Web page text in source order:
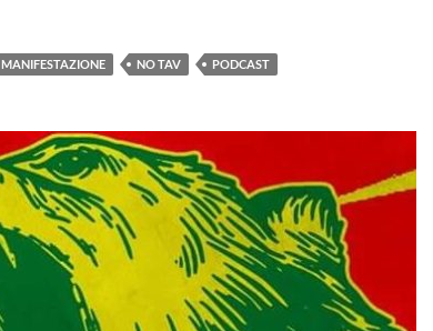
MANIFESTAZIONE NO TAV PODCAST